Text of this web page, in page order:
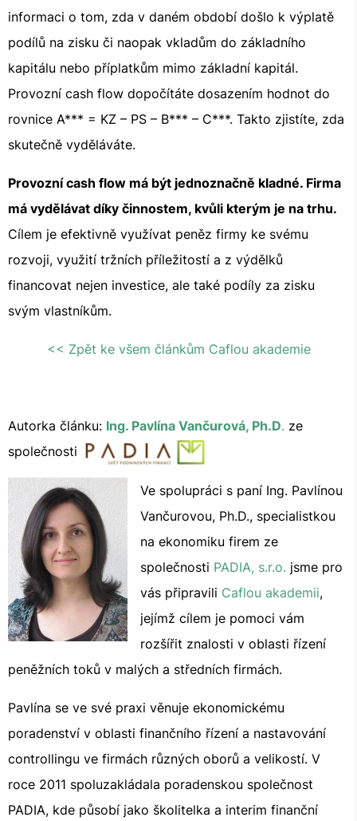
informaci o tom, zda v daném období došlo k výplatě
podílů na zisku či naopak vkladům do základního
kapitálu nebo příplatkům mimo základní kapitál.
Provozní cash flow dopočítáte dosazením hodnot do
rovnice A*** = KZ – PS – B*** – C***. Takto zjistíte, zda
skutečně vyděláváte.
Provozní cash flow má být jednoznačně kladné. Firma
má vydělávat díky činnostem, kvůli kterým je na trhu.
Cílem je efektivně využívat peněz firmy ke svému
rozvoji, využití tržních příležitostí a z výdělků
financovat nejen investice, ale také podíly za zisku
svým vlastníkům.
<< Zpět ke všem článkům Caflou akademie
Autorka článku: Ing. Pavlína Vančurová, Ph.D. ze
společnosti
Ve spolupráci s paní Ing. Pavlínou
Vančurovou, Ph.D., specialistkou
na ekonomiku firem ze
společnosti PADIA, s.r.o. jsme pro
vás připravili Caflou akademii,
jejímž cílem je pomoci vám
rozšířit znalosti v oblasti řízení
peněžních toků v malých a středních firmách.
Pavlína se ve své praxi věnuje ekonomickému
poradenství v oblasti finančního řízení a nastavování
controllingu ve firmách různých oborů a velikostí. V
roce 2011 spoluzakládala poradenskou společnost
PADIA, kde působí jako školitelka a interim finanční